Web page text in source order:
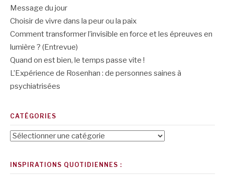
Message du jour
Choisir de vivre dans la peur ou la paix
Comment transformer l’invisible en force et les épreuves en
lumière ? (Entrevue)
Quand on est bien, le temps passe vite !
L’Expérience de Rosenhan : de personnes saines à
psychiatrisées
CATÉGORIES
Catégories
INSPIRATIONS QUOTIDIENNES :